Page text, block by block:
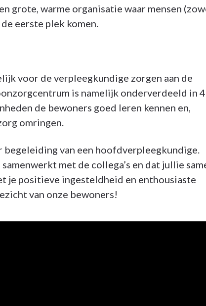
grote, warme organisatie waar mensen
eerste plek komen.
voor de verpleegkundige zorgen aan de
is namelijk onderverdeeld in 4
de bewoners goed leren kennen en,
omringen.
van een hoofdverpleegkundige.
met de collega’s en dat jullie
je positieve ingesteldheid en enthousiaste
van onze bewoners!